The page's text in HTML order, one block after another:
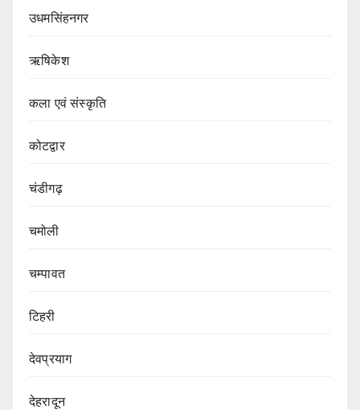
उधमसिंहनगर
ऋषिकेश
कला एवं संस्कृति
कोटद्वार
चंडीगढ़
चमोली
चम्पावत
टिहरी
देवप्रयाग
देहरादून